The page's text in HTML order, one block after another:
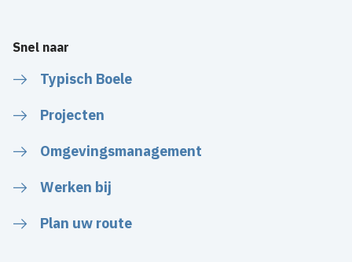
Snel naar
Typisch Boele
Projecten
Omgevingsmanagement
Werken bij
Plan uw route